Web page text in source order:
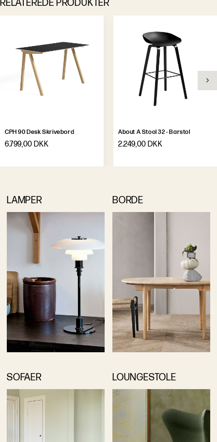
RELATEREDE PRODUKTER
CPH 90 Desk Skrivebord
6.799,00 DKK
About A Stool 32 - Barstol
2.249,00 DKK
LAMPER BORDE
SOFAER LOUNGESTOLE